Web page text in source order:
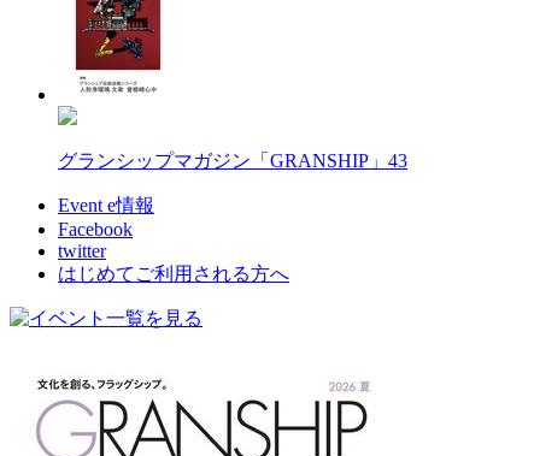
グランシップマガジン「GRANSHIP」43
Event e情報
Facebook
twitter
はじめてご利用される方へ